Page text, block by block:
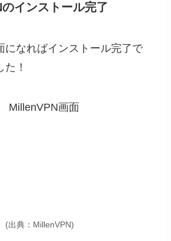
インストール完了
になればインストール完了で
！
(出典：MillenVPN)